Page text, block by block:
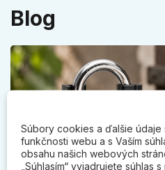
Blog
Súbory cookies a ďalšie
funkčnosti webu a s Vaším
obsahu našich webových
„Súhlasím“ vyjadrujete súhlas